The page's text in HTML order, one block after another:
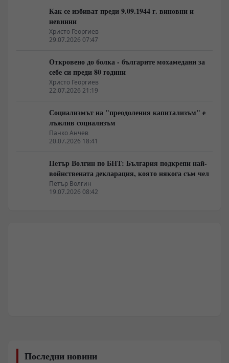
Как се избиват преди 9.09.1944 г. виновни и
невинни
Христо Георгиев
29.07.2026 07:47
Откровено до болка - българите мохамедани за
себе си преди 80 години
Христо Георгиев
22.07.2026 21:19
Социализмът на "преодоления капитализъм" е
лъжлив социализъм
Панко Анчев
20.07.2026 18:41
Петър Волгин по БНТ: България подкрепи най-
войнствената декларация, която някога съм чел
Петър Волгин
19.07.2026 08:42
Последни новини